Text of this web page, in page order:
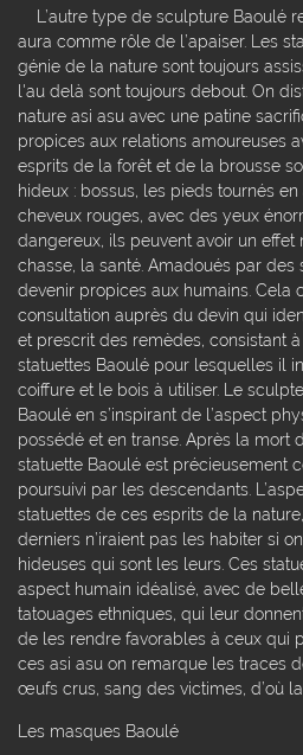
L’autre type de sculpture Baoulé
aura comme rôle de l’apaiser. Les
génie de la nature sont toujours
l'au delà sont toujours debout. On
nature asi asu avec une patine
propices aux relations amoureuses
esprits de la forêt et de la brousse
hideux : bossus, les pieds tournés
cheveux rouges, avec des yeux
dangereux, ils peuvent avoir un effet
chasse, la santé. Amadoués par des
devenir propices aux humains. Cela
consultation auprès du devin qui
et prescrit des remèdes, consistant
statuettes Baoulé pour lesquelles il
coiffure et le bois à utiliser. Le
Baoulé en s’inspirant de l’aspect
possédé et en transe. Après la mort
statuette Baoulé est précieusement
poursuivi par les descendants.
statuettes de ces esprits de la
derniers n’iraient pas les habiter si
hideuses qui sont les leurs. Ces
aspect humain idéalisé, avec de
tatouages ethniques, qui leur
de les rendre favorables à ceux qui
ces asi asu on remarque les traces
œufs crus, sang des victimes, d’où
Les masques Baoulé